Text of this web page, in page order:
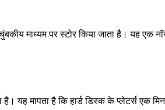
माध्यम पर स्टोर किया जाता है। यह एक
है। यह मापता है कि हार्ड डिस्क के प्लेटर्स एक